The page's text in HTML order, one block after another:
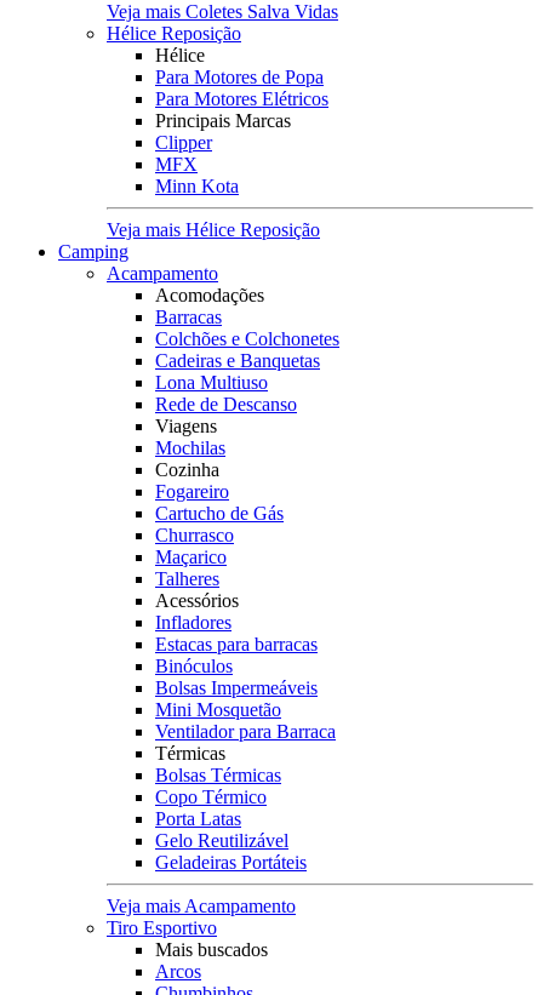
Veja mais Coletes Salva Vidas
Hélice Reposição
Hélice
Para Motores de Popa
Para Motores Elétricos
Principais Marcas
Clipper
MFX
Minn Kota
Veja mais Hélice Reposição
Camping
Acampamento
Acomodações
Barracas
Colchões e Colchonetes
Cadeiras e Banquetas
Lona Multiuso
Rede de Descanso
Viagens
Mochilas
Cozinha
Fogareiro
Cartucho de Gás
Churrasco
Maçarico
Talheres
Acessórios
Infladores
Estacas para barracas
Binóculos
Bolsas Impermeáveis
Mini Mosquetão
Ventilador para Barraca
Térmicas
Bolsas Térmicas
Copo Térmico
Porta Latas
Gelo Reutilizável
Geladeiras Portáteis
Veja mais Acampamento
Tiro Esportivo
Mais buscados
Arcos